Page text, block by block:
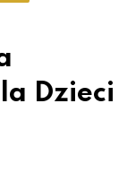
Dzieci